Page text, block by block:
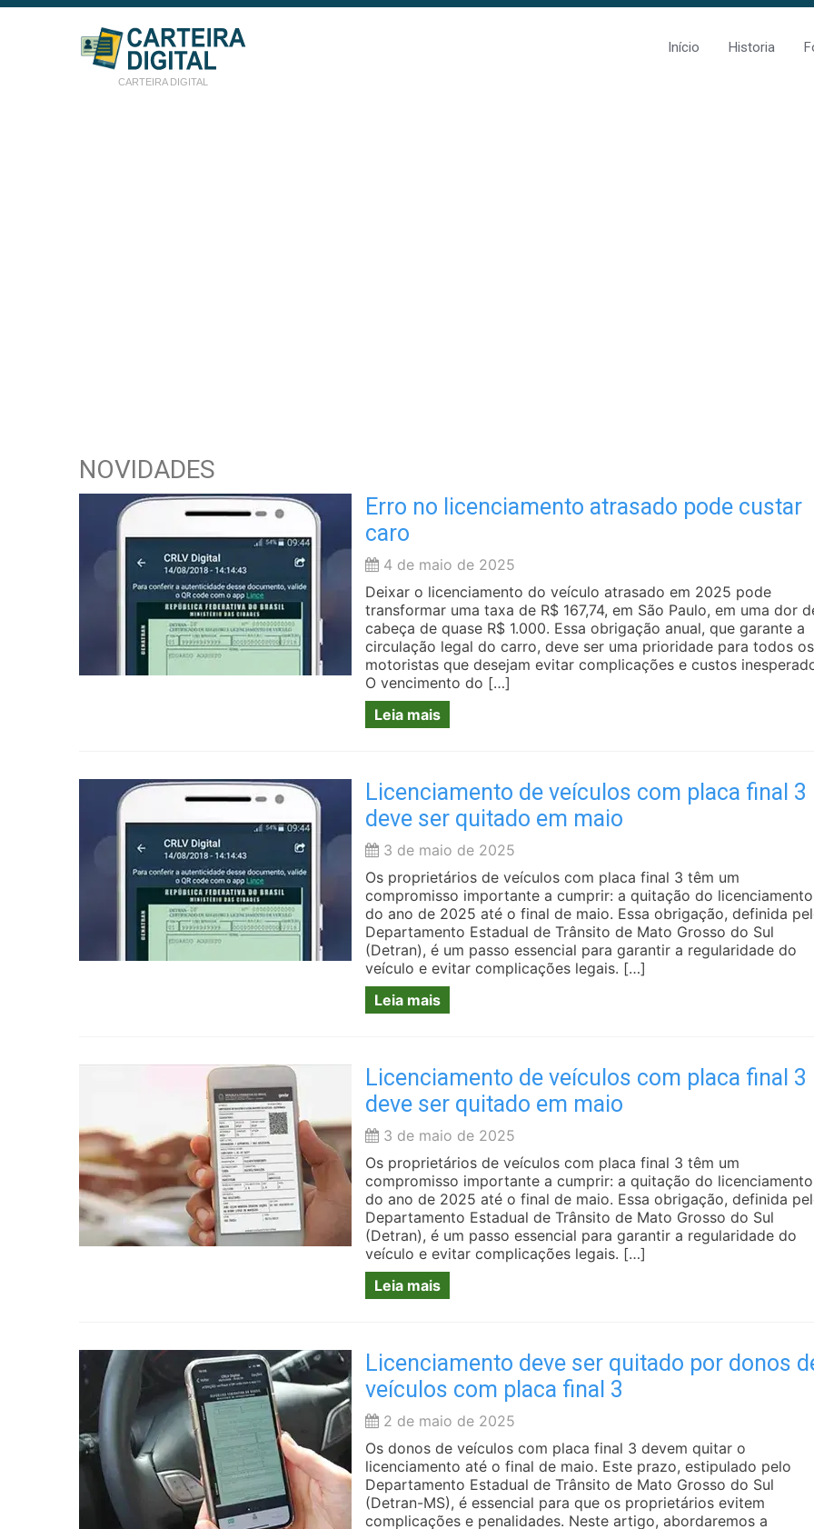
CARTEIRA DIGITAL
Início Historia
NOVIDADES
Erro no licenciamento atrasado pode custar
caro
4 de maio de 2025
Deixar o licenciamento do veículo atrasado em 2025 pode
transformar uma taxa de R$ 167,74, em São Paulo, em uma dor
cabeça de quase R$ 1.000. Essa obrigação anual, que garante a
circulação legal do carro, deve ser uma prioridade para todos os
motoristas que desejam evitar complicações e custos
O vencimento do […]
Leia mais
Licenciamento de veículos com placa final 3
deve ser quitado em maio
3 de maio de 2025
Os proprietários de veículos com placa final 3 têm um
compromisso importante a cumprir: a quitação do licenciamento
do ano de 2025 até o final de maio. Essa obrigação, definida
Departamento Estadual de Trânsito de Mato Grosso do Sul
(Detran), é um passo essencial para garantir a regularidade do
veículo e evitar complicações legais. […]
Leia mais
Licenciamento de veículos com placa final 3
deve ser quitado em maio
3 de maio de 2025
Os proprietários de veículos com placa final 3 têm um
compromisso importante a cumprir: a quitação do licenciamento
do ano de 2025 até o final de maio. Essa obrigação, definida
Departamento Estadual de Trânsito de Mato Grosso do Sul
(Detran), é um passo essencial para garantir a regularidade do
veículo e evitar complicações legais. […]
Leia mais
Licenciamento deve ser quitado por donos
veículos com placa final 3
2 de maio de 2025
Os donos de veículos com placa final 3 devem quitar o
licenciamento até o final de maio. Este prazo, estipulado pelo
Departamento Estadual de Trânsito de Mato Grosso do Sul
(Detran-MS), é essencial para que os proprietários evitem
complicações e penalidades. Neste artigo, abordaremos a